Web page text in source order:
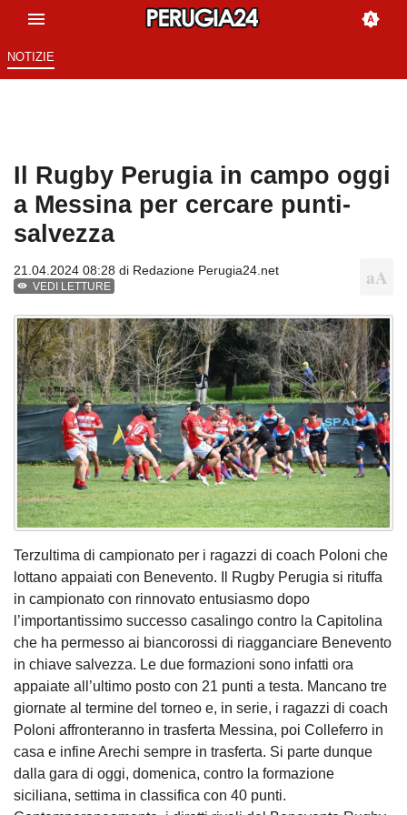
NOTIZIE
Il Rugby Perugia in campo oggi
a Messina per cercare punti-
salvezza
21.04.2024 08:28 di Redazione Perugia24.net
VEDI LETTURE
Terzultima di campionato per i ragazzi di coach Poloni che
lottano appaiati con Benevento. Il
Rugby Perugia si rituffa
in campionato con rinnovato entusiasmo dopo
l’importantissimo successo casalingo contro la Capitolina
che ha permesso ai biancorossi di riagganciare Benevento
in chiave salvezza. Le due formazioni sono infatti ora
appaiate all’ultimo posto con 21 punti a testa. Mancano tre
giornate al termine del torneo e, in serie, i ragazzi di coach
Poloni affronteranno in trasferta Messina, poi Colleferro in
casa e infineArechi sempre in trasferta. Si parte dunque
dalla gara di oggi, domenica, contro la formazione
siciliana, settima in classifica con 40 punti.